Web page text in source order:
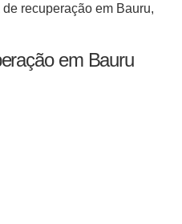
recuperação em Bauru,
em Bauru